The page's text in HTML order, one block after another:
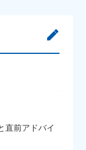
直前アドバイ